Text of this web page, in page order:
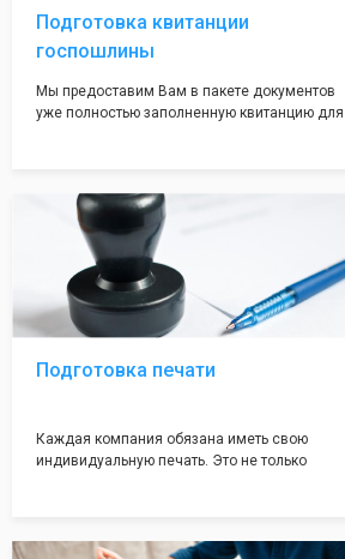
Подготовка квитанции
госпошлины
Мы предоставим Вам в пакете документов
уже полностью заполненную квитанцию для
посредственно в налоговой инспекции при
подаче документов на регистрацию.
Подготовка печати
Каждая компания обязана иметь свою
индивидуальную печать. Это не только
вам поможем с помощью изготовления